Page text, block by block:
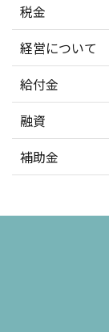
税金
経営について
給付金
融資
補助金